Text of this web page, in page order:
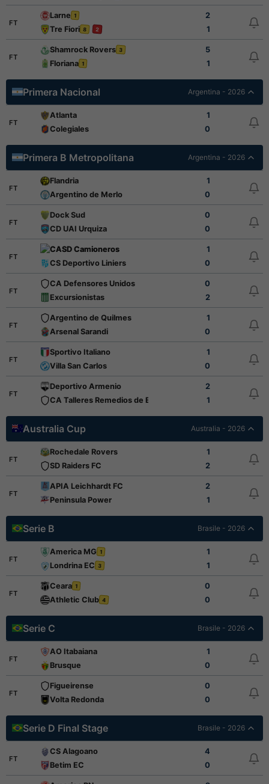
FT
Larne 1
2
Tre Fiori 8 2 1
FT
Shamrock Rovers 3
5
Floriana 1 1
Primera Nacional Argentina - 2026
FT
Atlanta
1
Colegiales
0
Primera B Metropolitana Argentina - 2026
FT
Flandria
1
Argentino de Merlo
0
FT
Dock Sud
0
CD UAI Urquiza
0
FT
CASD Camioneros
1
CS Deportivo Liniers
0
FT
CA Defensores Unidos
0
Excursionistas
2
FT
Argentino de Quilmes
1
Arsenal Sarandi
0
FT
Sportivo Italiano
1
Villa San Carlos
0
FT
Deportivo Armenio
2
CA Talleres Remedios de Escalada
1
Australia Cup Australia - 2026
FT
Rochedale Rovers
1
SD Raiders FC
2
FT
APIA Leichhardt FC
2
Peninsula Power
1
Serie B Brasile - 2026
FT
America MG 1
1
Londrina EC 3 1
FT
Ceara 1
0
Athletic Club 4 0
Serie C Brasile - 2026
FT
AO Itabaiana
1
Brusque
0
FT
Figueirense
0
Volta Redonda
0
Serie D Final Stage Brasile - 2026
FT
CS Alagoano
4
Betim EC
0